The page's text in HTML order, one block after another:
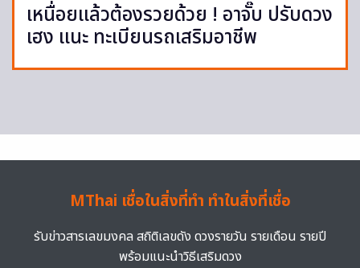
เหนื่อยแล้วต้องรวยด้วย ! อาจั๊บ ปรับดวง
เฮง แนะ ทะเบียนรถเสริมอาชีพ
MThai เชื่อในสิ่งที่ทำ ทำในสิ่งที่เชื่อ
รับข่าวสารเลขมงคล สถิติเลขดัง ดวงรายวัน รายเดือน รายปี
พร้อมแนะนำวิธีเสริมดวง